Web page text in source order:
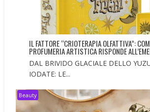
IL FATTORE “CRIOTERAPIA OLFATTIVA”:
PROFUMERIA ARTISTICA RISPONDE
DAL BRIVIDO GLACIALE DELLO
IODATE: LE...
Beauty